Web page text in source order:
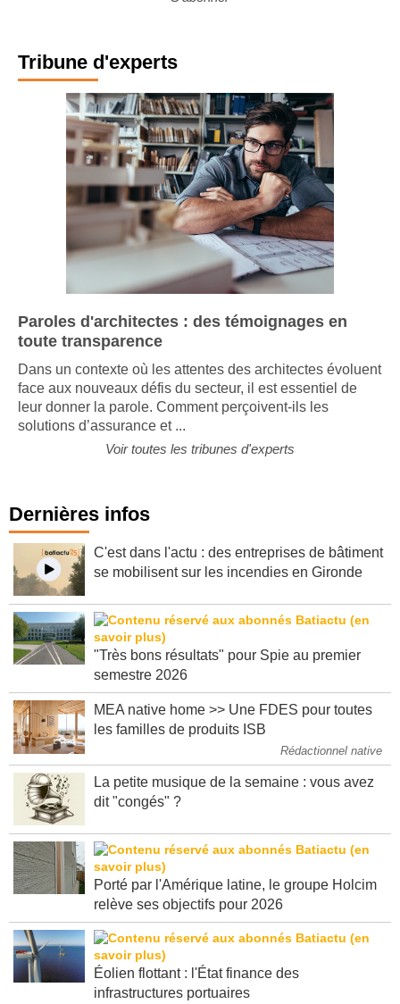
Tribune d'experts
Paroles d'architectes : des témoignages en
toute transparence
Dans un contexte où les attentes des architectes évoluent
face aux nouveaux défis du secteur, il est essentiel de
leur donner la parole. Comment perçoivent-ils les
Dernières infos
C'est dans l'actu : des entreprises de bâtiment
"Très bons résultats" pour Spie au premier
MEA native home >> Une FDES pour toutes
Rédactionnel native
La petite musique de la semaine : vous avez
Porté par l'Amérique latine, le groupe Holcim
Éolien flottant : l'État finance des